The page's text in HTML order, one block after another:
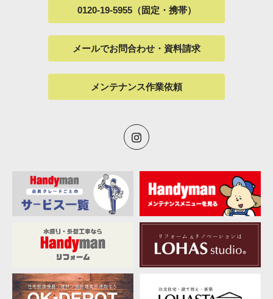
0120-19-5955（固定・携帯）
メールでお問合わせ・資料請求
メンテナンス作業依頼